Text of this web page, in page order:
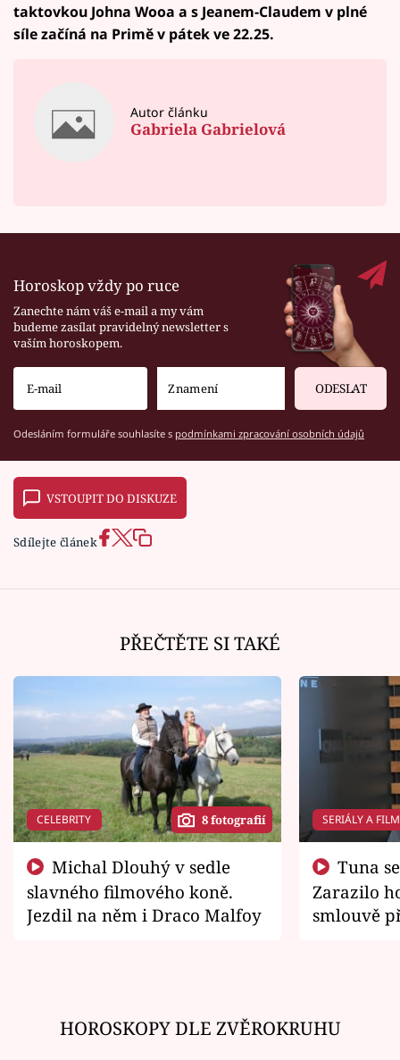
taktovkou Johna Wooa a s Jeanem-Claudem v plné
síle začíná na Primě v pátek ve 22.25.
Autor článku
Gabriela Gabrielová
Horoskop vždy po ruce
Zanechte nám váš e-mail a my vám
budeme zasílat pravidelný newsletter s
vaším horoskopem.
ODESLAT
Odesláním formuláře souhlasíte s podmínkami zpracování osobních údajů
VSTOUPIT DO DISKUZE
Sdílejte článek
PŘEČTĚTE SI TAKÉ
CELEBRITY 8 fotografií
slavného filmového koně.
Jezdil na něm i Draco Malfoy
SERIÁLY A
Zarazilo
smlouvě
HOROSKOPY DLE ZVĚROKRUHU